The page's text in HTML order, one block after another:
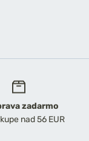
zadarmo
nad 56 EUR